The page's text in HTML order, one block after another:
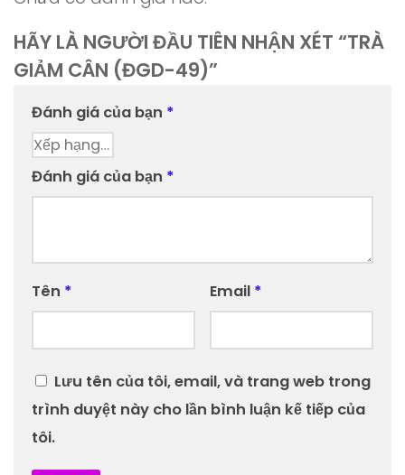
HÃY LÀ NGƯỜI ĐẦU TIÊN NHẬN XÉT “TRÀ
GIẢM CÂN (ĐGD-49)”
Đánh giá của bạn *
Đánh giá của bạn *
Tên * Email *
Lưu tên của tôi, email, và trang web trong
trình duyệt này cho lần bình luận kế tiếp của
tôi.